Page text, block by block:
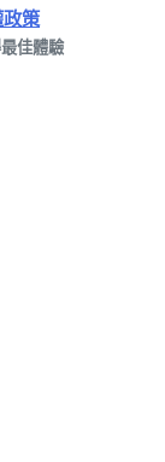
策
佳體驗